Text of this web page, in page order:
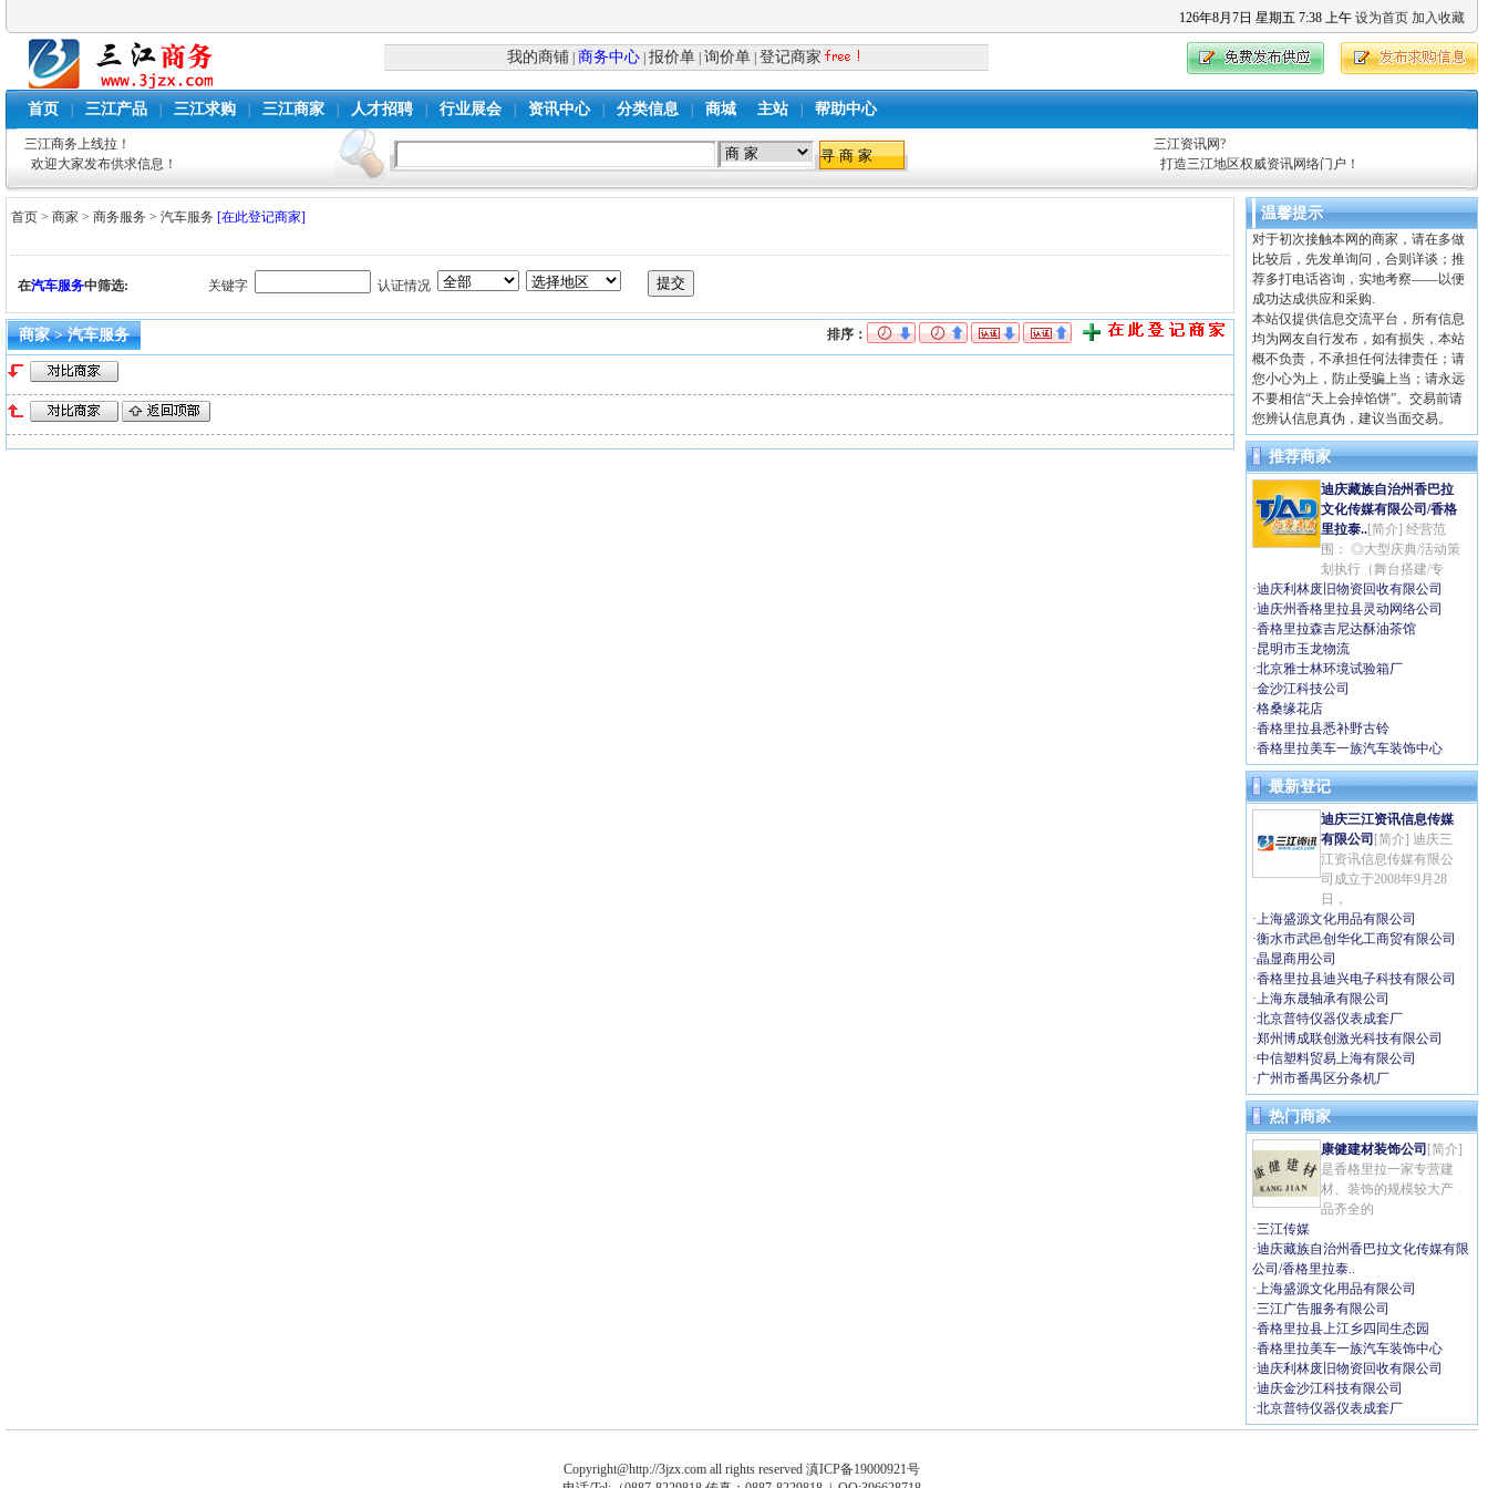
126年8月 7日 星期五 7:38 上午 设为首页 加入收藏
我的商铺 商务中心 报价单 询价单 登记商家
首页 三江产品 三江求购 三江商家 人才招聘 行业展会 资讯中心 分类信息 商城 主站 帮助中心
三江商务上线拉！
欢迎大家发布供求信息！
三江资讯网?
打造三江地区权威资讯网络门户！
首页 >商家 >商务服务 >汽车服务 [在此登记商家]
在汽车服务中筛选: 关键字 认证情况
商家 > 汽车服务 排序：
温馨提示
对于初次接触本网的商家，请在多做
比较后，先发单询问，合则详谈；推
荐多打电话咨询，实地考察——以便
成功达成供应和采购.
本站仅提供信息交流平台，所有信息
均为网友自行发布，如有损失，本站
概不负责，不承担任何法律责任；请
您小心为上，防止受骗上当；请永远
不要相信“天上会掉馅饼”。交易前请
您辨认信息真伪，建议当面交易。
推荐商家
迪庆藏族自治州香巴拉
文化传媒有限公司/香格
里拉泰..[简介] 经营范
围： ◎大型庆典/活动策
划执行（舞台搭建/专
·迪庆利林废旧物资回收有限公司
·迪庆州香格里拉县灵动网络公司
·香格里拉森吉尼达酥油茶馆
·昆明市玉龙物流
·北京雅士林环境试验箱厂
·金沙江科技公司
·格桑缘花店
·香格里拉县悉补野古铃
·香格里拉美车一族汽车装饰中心
最新登记
迪庆三江资讯信息传媒
有限公司 [简介] 迪庆三
江资讯信息传媒有限公
司成立于2008年9月28
日，
·上海盛源文化用品有限公司
·衡水市武邑创华化工商贸有限公司
·晶显商用公司
·香格里拉县迪兴电子科技有限公司
·上海东晟轴承有限公司
·北京普特仪器仪表成套厂
·郑州博成联创激光科技有限公司
·中信塑料贸易上海有限公司
·广州市番禺区分条机厂
热门商家
康健建材装饰公司 [简介]
是香格里拉一家专营建
材、装饰的规模较大产
品齐全的
·三江传媒
·迪庆藏族自治州香巴拉文化传媒有限
公司/香格里拉泰..
·上海盛源文化用品有限公司
·三江广告服务有限公司
·香格里拉县上江乡四同生态园
·香格里拉美车一族汽车装饰中心
·迪庆利林废旧物资回收有限公司
·迪庆金沙江科技有限公司
·北京普特仪器仪表成套厂
Copyright@http://3jzx.com all rights reserved滇ICP备19000921号